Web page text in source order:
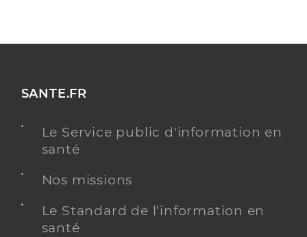
SANTE.FR
Le Service public d'information en
santé
Nos missions
Le Standard de l’information en
santé